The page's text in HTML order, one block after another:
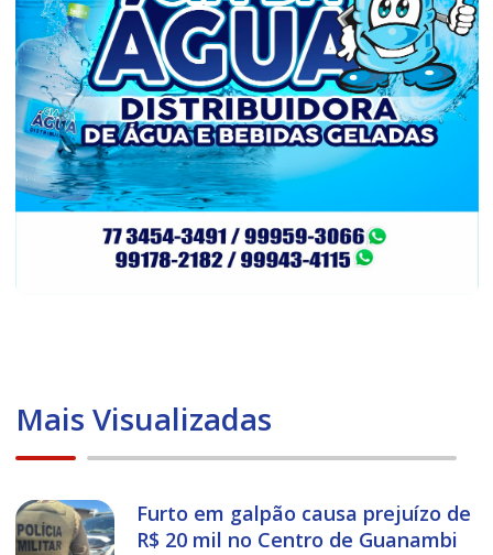
Mais Visualizadas
Furto em galpão causa prejuízo de
R$ 20 mil no Centro de Guanambi